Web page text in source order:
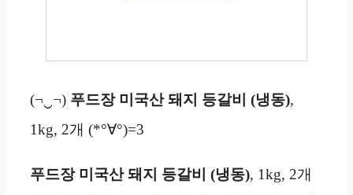
(¬‿¬) 푸드장 미국산 돼지 등갈비 (냉동),
1kg, 2개 (*°∀°)=3
푸드장 미국산 돼지 등갈비 (냉동), 1kg, 2개